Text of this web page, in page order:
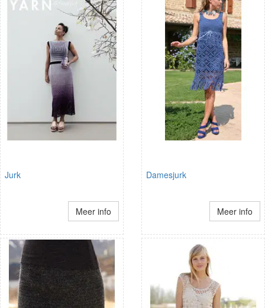
Jurk
Meer info
Damesjurk
Meer info